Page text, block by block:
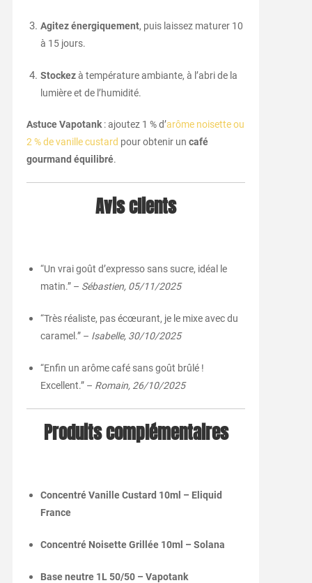
Agitez énergiquement, puis laissez maturer 10
à 15 jours.
Stockezà température ambiante, à l’abri de la
lumière et de l’humidité.
Astuce Vapotank: ajoutez 1 % d’arôme noisette ou
2 % de vanille custard pour obtenir un café
gourmand équilibré.
Avis clients
“Un vrai goût d’expresso sans sucre, idéal le
matin.” – Sébastien, 05/11/2025
“Très réaliste, pas écœurant, je le mixe avec du
caramel.” – Isabelle, 30/10/2025
“Enfin un arôme café sans goût brûlé !
Excellent.” – Romain, 26/10/2025
Produits complémentaires
Concentré Vanille Custard 10ml – Eliquid
France
Concentré Noisette Grillée 10ml – Solana
Base neutre 1L 50/50 – Vapotank